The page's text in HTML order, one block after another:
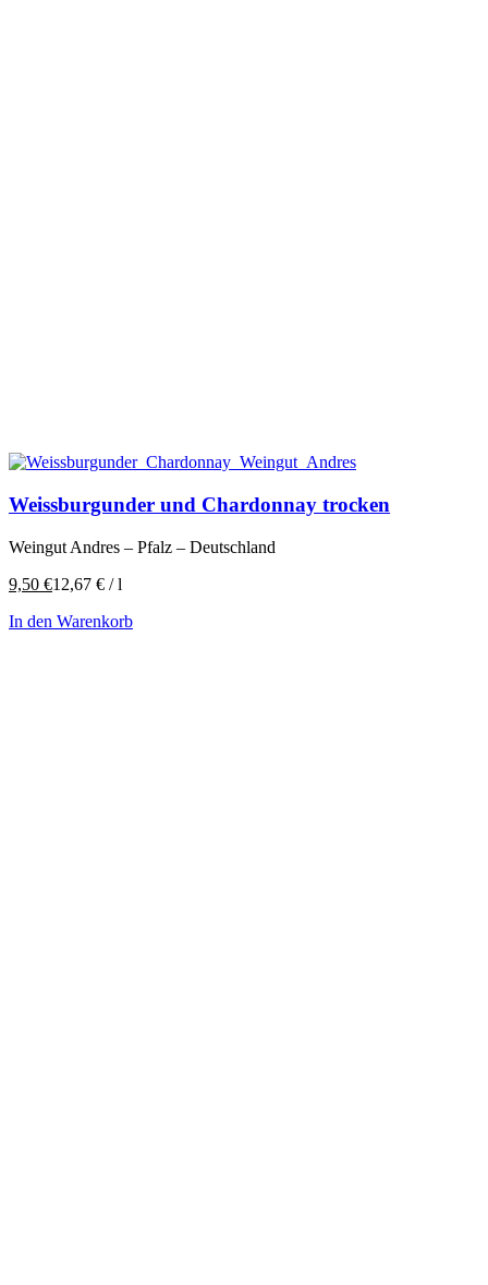
Weissburgunder und Chardonnay trocken
Weingut Andres – Pfalz – Deutschland
9,50 €12,67 € /l
In den Warenkorb